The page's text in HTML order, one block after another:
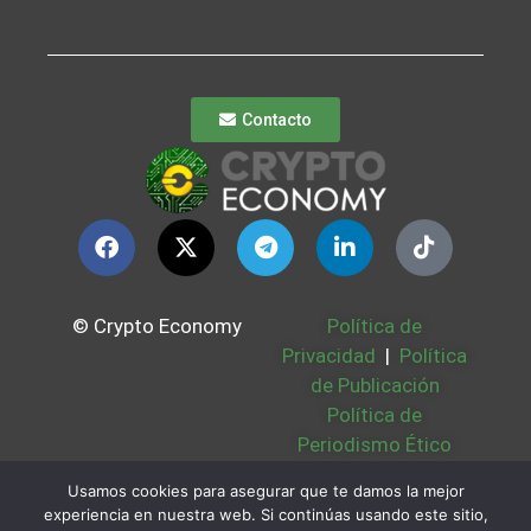
Contacto
© Crypto Economy
Política de
Privacidad | Política
de Publicación
Política de
Periodismo Ético
Bases Legales |
Usamos cookies para asegurar que te damos la mejor
experiencia en nuestra web. Si continúas usando este sitio,